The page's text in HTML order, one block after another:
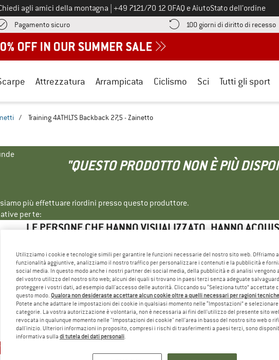
agli amici della montagna Chiamaci al numero
+49 7121/70 12 0FAQ e AiutoStato dell’ordine
Pagamento sicuroQui trovi le informazioni di pagamento! Si apre in una casella
100 giorni di diritto di recesso
Attrezzatura Arrampicata Ciclismo Sci Tutti gli sport
/ Training 4ATHLTS Backback 27,5 - Zainetto
"QUESTO PRODOTTO NON È PIÙ
più effettuare riordini presso questo produttore.
per te:
LE PERSONE CHE HANNO VISUALIZZATO, HANNO
Utilizziamo i cookie e tecnologie simili per garantire le funzioni necessarie del nostro sito web. Offriamo
funzionalità aggiuntive, analizziamo il nostro traffico per personalizzare i contenuti e la pubblicità e
social media. In questo modo anche i nostri partner dei social media, della pubblicità e di analisi vengono
del vostro utilizzo del nostro sito web; alcuni dei quali si trovano in paesi terzi senza adeguate
proteggere i vostri dati, ad esempio dall'accesso delle autorità. Cliccando su “Seleziona tutto” accettate
questo modo. Qualora non desideraste accettare alcun cookie oltre a quelli necessari per ragioni
Potete anche adattare le impostazioni dei cookie in qualsiasi momento nelle “Impostazioni” e
categorie. La vostra autorizzazione è volontaria, non è necessaria ai fini dell'utilizzo del presente sito
revocata in qualunque momento nelle "Impostazioni dei cookie" nell'area in basso del nostro sito web o
dall'inizio. Ulteriori informazioni in proposito, compresi i rischi di trasferimenti a paesi terzi, sono
informativa sulla di tutela dei dati personali.